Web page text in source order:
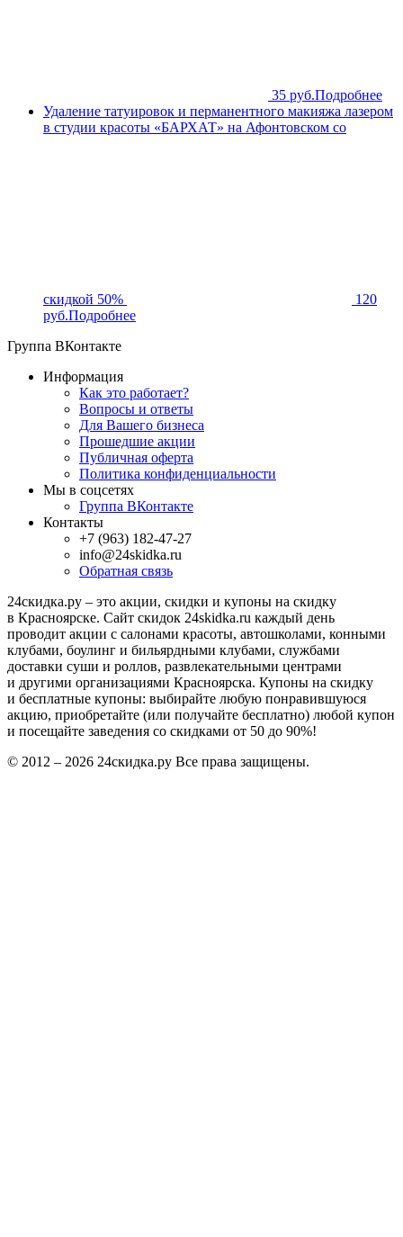
35 руб.Подробнее
Удаление татуировок и перманентного макияжа лазером
в студии красоты «БАРХАТ» на Афонтовском со
скидкой 50%
120
руб.Подробнее
Группа ВКонтакте
Информация
Как это работает?
Вопросы и ответы
Для Вашего бизнеса
Прошедшие акции
Публичная оферта
Политика конфиденциальности
Мы в соцсетях
Группа ВКонтакте
Контакты
+7 (963) 182-47-27
info@24skidka.ru
Обратная связь
24скидка.ру – это акции, скидки и купоны на скидку
в Красноярске. Сайт скидок 24skidka.ru каждый день
проводит акции с салонами красоты, автошколами, конными
клубами, боулинг и бильярдными клубами, службами
доставки суши и роллов, развлекательными центрами
и другими организациями Красноярска. Купоны на скидку
и бесплатные купоны: выбирайте любую понравившуюся
акцию, приобретайте (или получайте бесплатно) любой купон
и посещайте заведения со скидками от 50 до 90%!
© 2012 – 2026 24скидка.ру Все права защищены.